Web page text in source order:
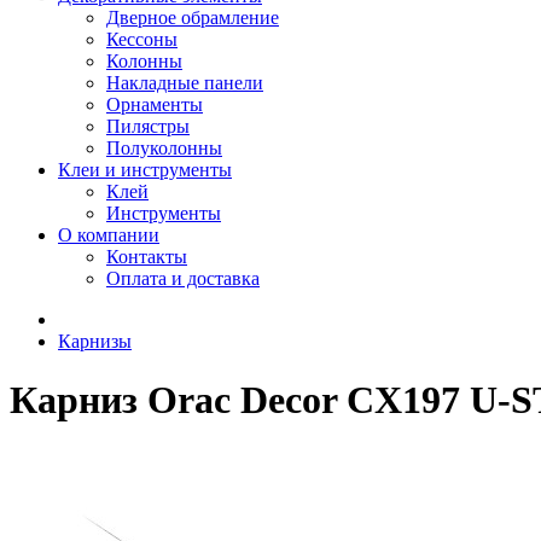
Дверное обрамление
Кессоны
Колонны
Накладные панели
Орнаменты
Пилястры
Полуколонны
Клеи и инструменты
Клей
Инструменты
О компании
Контакты
Оплата и доставка
Карнизы
Карниз Orac Decor CX197 U-